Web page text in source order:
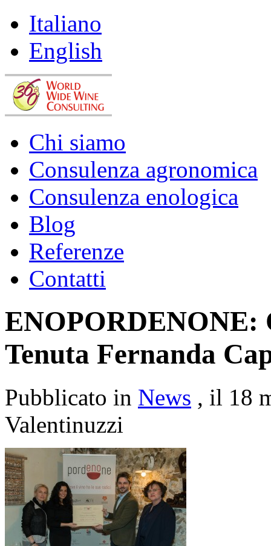
Italiano
English
Chi siamo
Consulenza agronomica
Consulenza enologica
Blog
Referenze
Contatti
ENOPORDENONE:
Tenuta Fernanda
Pubblicato in News , il 18
Valentinuzzi